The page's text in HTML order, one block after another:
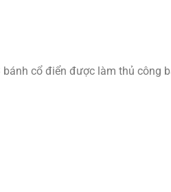
bánh cổ điển được làm thủ công